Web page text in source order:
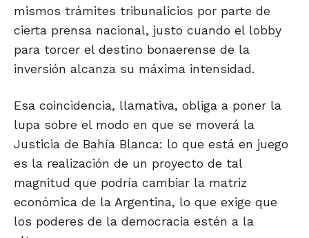
mismos trámites tribunalicios por parte de
cierta prensa nacional, justo cuando el lobby
para torcer el destino bonaerense de la
inversión alcanza su máxima intensidad.
Esa coincidencia, llamativa, obliga a poner la
lupa sobre el modo en que se moverá la
Justicia de Bahía Blanca: lo que está en juego
es la realización de un proyecto de tal
magnitud que podría cambiar la matriz
económica de la Argentina, lo que exige que
los poderes de la democracia estén a la